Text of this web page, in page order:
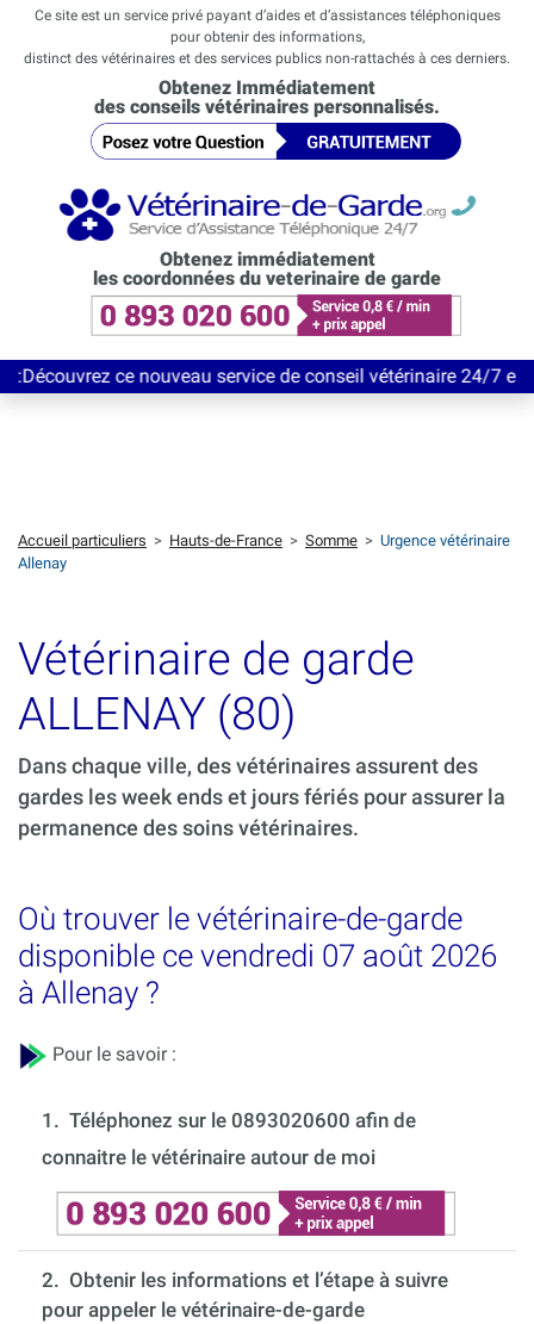
Ce site est un service privé payant d’aides et d’assistances téléphoniques
pour obtenir des informations,
distinct des vétérinaires et des services publics non-rattachés à ces derniers.
Obtenez Immédiatement
des conseils vétérinaires personnalisés.
Obtenez immédiatement
les coordonnées du veterinaire de garde
ce nouveau service de conseil vétérinaire 24/7
Accueil particuliers > Hauts-de-France > Somme > Urgence vétérinaire
Allenay
Vétérinaire de garde
ALLENAY (80)
Dans chaque ville, des vétérinaires assurent des
gardes les week ends et jours fériés pour assurer la
permanence des soins vétérinaires.
Où trouver le vétérinaire-de-garde
disponible ce vendredi 07 août 2026
à Allenay ?
Pour le savoir :
1. Téléphonez sur le 0893020600 afin de
connaitre le vétérinaire autour de moi
2. Obtenir les informations et l’étape à suivre
pour appeler le vétérinaire-de-garde